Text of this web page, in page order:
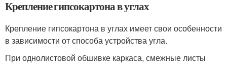
Крепление гипсокартона в углах
Крепление гипсокартона в углах имеет свои особенности
в зависимости от способа устройства угла.
При однолистовой обшивке каркаса, смежные листы